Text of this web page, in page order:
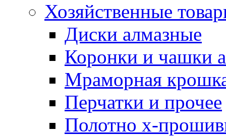
Хозяйственные
Диски алмазные
Коронки и чашки
Мраморная
Перчатки и прочее
Полотно х-